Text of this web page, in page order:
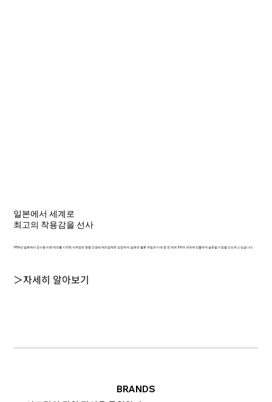
일본에서 세계로
최고의 착용감을 선사
1956년 일본에서 장식용 리벳 제조를 시작한 샤르망은 종합 안경테 제조업체로 성장하여, 일본은 물론 유럽과 미국 등 전 세계 100여 개국에 진출하며 글로벌 시장을 선도하고 있습니다.
＞자세히 알아보기
BRANDS